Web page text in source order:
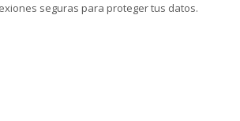
seguras para proteger tus datos.